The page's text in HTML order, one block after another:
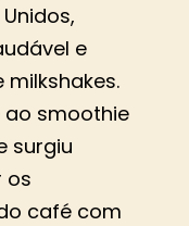
e
ao smoothie
surgiu
os
café com